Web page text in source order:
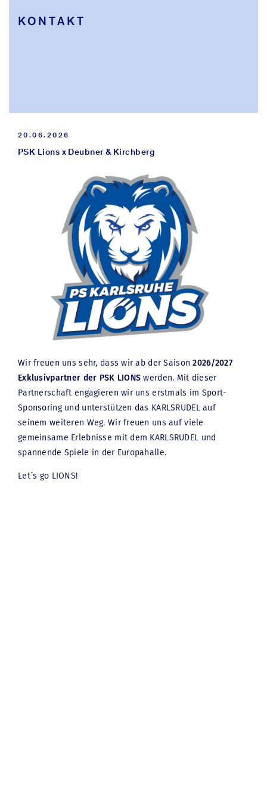
KONTAKT
20.06.2026
PSK Lions x Deubner & Kirchberg
Wir freuen uns sehr, dass wir ab der Saison2026/2027
Exklusivpartner der PSK LIONS werden. Mit dieser
Partnerschaft engagieren wir uns erstmals im Sport-
Sponsoring und unterstützen das KARLSRUDEL auf
seinem weiteren Weg. Wir freuen uns auf viele
gemeinsame Erlebnisse mit dem KARLSRUDEL und
spannende Spiele in der Europahalle.
Let´s go LIONS!
KARRIERE
AKTUELLES
VERWALTUNGSRECHT
VERFASSUNGSRECHT
VERGABERECHT